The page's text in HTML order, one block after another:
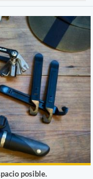
posible.